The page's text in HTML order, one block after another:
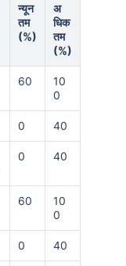
न्यून
तम
(%)
अ
धिक
तम
(%)
60
10
0
0 40
0 40
60
10
0
0 40